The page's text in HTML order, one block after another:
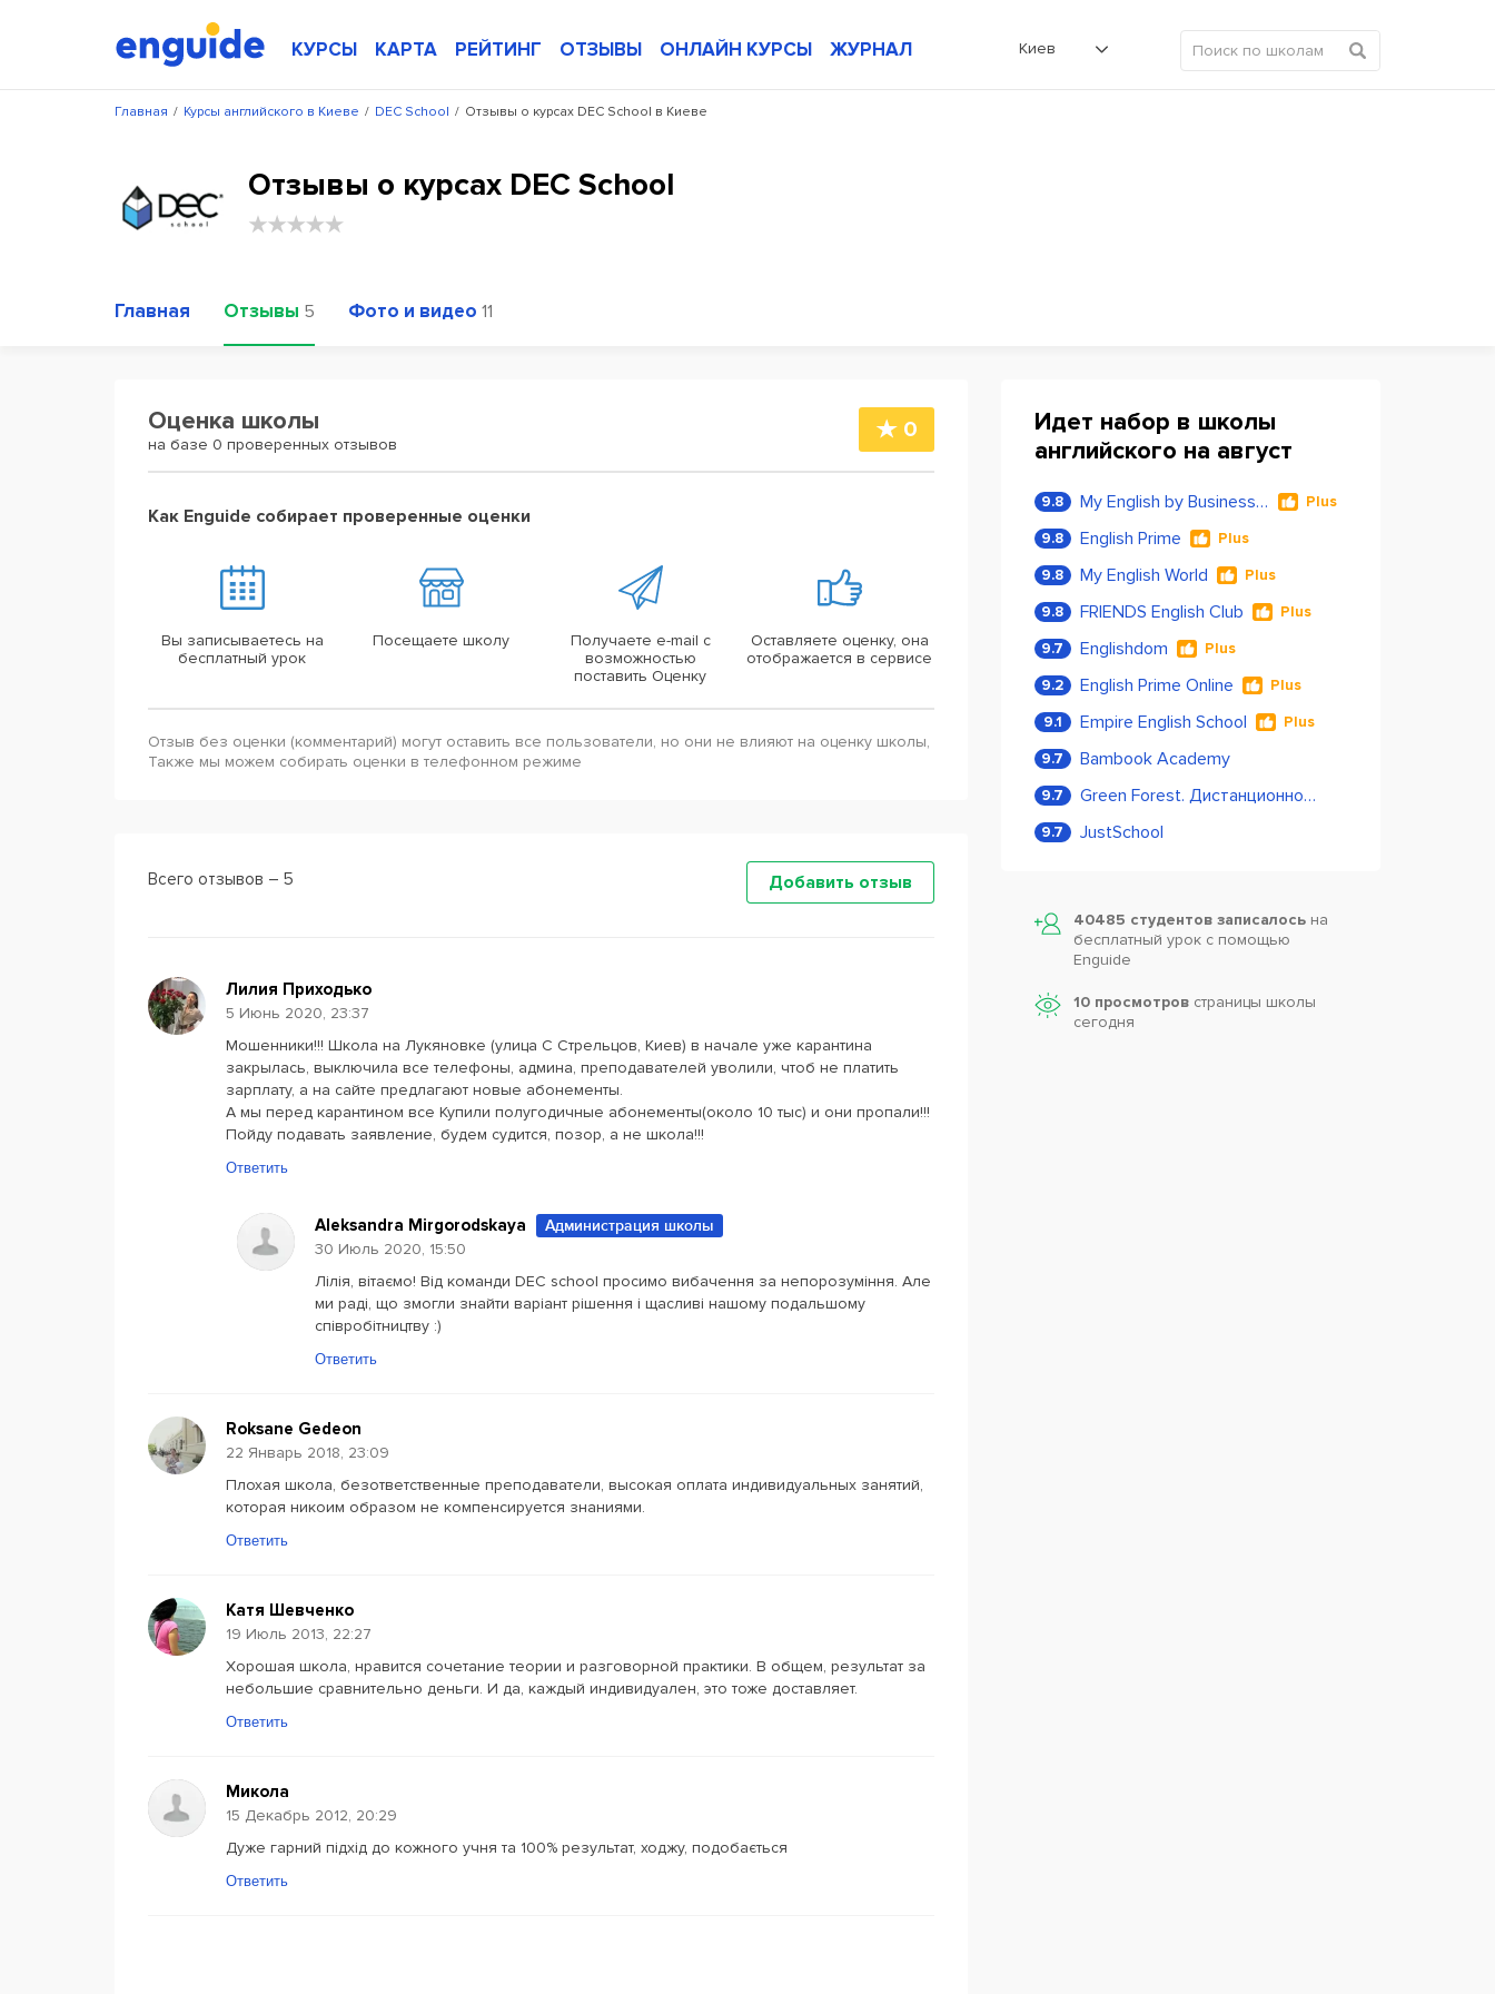
КУРСЫ КАРТА РЕЙТИНГ ОТЗЫВЫ ОНЛАЙН КУРСЫ ЖУРНАЛ Киев
/
Главная /
Курсы английского в Киеве /
DEC School Отзывы о курсах DEC School в Киеве
Отзывы о курсах DEC School
Главная Отзывы 5 Фото и видео 11
Оценка школы
на базе 0 проверенных отзывов
0
Как Enguide собирает проверенные оценки
Вы записываетесь на
бесплатный урок
Посещаете школу
Получаете e-mail с
возможностью
поставить Оценку
Оставляете оценку, она
отображается в сервисе
Отзыв без оценки (комментарий) могут оставить все пользователи, но они не влияют на оценку школы,
Также мы можем собирать оценки в телефонном режиме
Всего отзывов – 5 Добавить отзыв
Лилия Приходько
5 Июнь 2020, 23:37
Мошенники!!! Школа на Лукяновке (улица С Стрельцов, Киев) в начале уже карантина
закрылась, выключила все телефоны, админа, преподавателей уволили, чтоб не платить
зарплату, а на сайте предлагают новые абонементы.
А мы перед карантином все Купили полугодичные абонементы(около 10 тыс) и они пропали!!!
Пойду подавать заявление, будем судится, позор, а не школа!!!
Ответить
Aleksandra Mirgorodskaya
Администрация школы
30 Июль 2020, 15:50
Лілія, вітаємо! Від команди DEC sсhool просимо вибачення за непорозуміння. Але
ми раді, що змогли знайти варіант рішення і щасливі нашому подальшому
співробітництву :)
Ответить
Roksane Gedeon
22 Январь 2018, 23:09
Плохая школа, безответственные преподаватели, высокая оплата индивидуальных занятий,
которая никоим образом не компенсируется знаниями.
Ответить
Катя Шевченко
19 Июль 2013, 22:27
Хорошая школа, нравится сочетание теории и разговорной практики. В общем, результат за
небольшие сравнительно деньги. И да, каждый индивидуален, это тоже доставляет.
Ответить
Микола
15 Декабрь 2012, 20:29
Дуже гарний підхід до кожного учня та 100% результат, ходжу, подобається
Ответить
Идет набор в школы
английского на август
9.8 My English by Business Language Plus
9.8 English Prime Plus
9.8 My English World Plus
9.8 FRIENDS English Club Plus
9.7 Englishdom Plus
9.2 English Prime Online Plus
9.1 Empire English School Plus
9.7 Bambook Academy
9.7 Green Forest. Дистанционное обучение
9.7 JustSchool
40485 студентов записалось на
бесплатный урок с помощью
Enguide
10 просмотровстраницы школы
сегодня